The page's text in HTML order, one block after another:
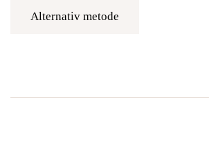
Alternativ metode